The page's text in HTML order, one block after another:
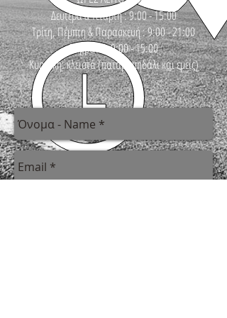
Δευτέρα & Τετάρτη : 9:00 - 15:00
Τρίτη, Πέμπτη & Παρασκευή : 9:00 - 21:00
Σάββατο : 9:00 - 15:00
Κυριακή: κλειστά (πατάμε πηδάλι και εμείς)